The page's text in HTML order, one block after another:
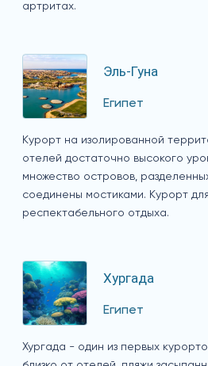
артритах.
Эль-Гуна
Египет
Курорт на изолированной
отелей достаточно высокого
множество островов,
соединены мостиками. Курорт
респектабельного отдыха.
Хургада
Египет
Хургада - один из первых